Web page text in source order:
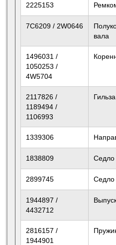
2225153
7C6209 / 2W0646
вала
1496031 /
1050253 /
4W5704
2117826 /
1189494 /
1106993
1339306
1838809 Седло
2899745 Седло
1944897 /
4432712
2816157 /
1944901